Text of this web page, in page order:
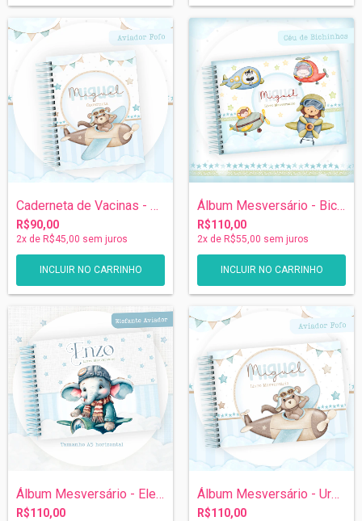
Caderneta de Vacinas - Ursinho Aviador
R$90,00
2x de R$45,00 sem juros
Álbum Mesversário - Bichinhos
R$110,00
2x de R$55,00 sem juros
INCLUIR NO CARRINHO
Álbum Mesversário - Elefantinho Aviador
R$110,00
Álbum Mesversário - Ursinho Aviador
R$110,00